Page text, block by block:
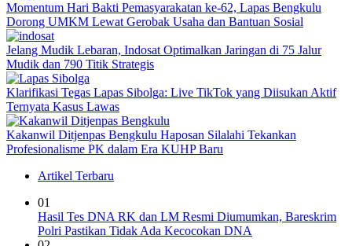
Momentum Hari Bakti Pemasyarakatan ke-62, Lapas Bengkulu
Dorong UMKM Lewat Gerobak Usaha dan Bantuan Sosial
Jelang Mudik Lebaran, Indosat Optimalkan Jaringan di 75 Jalur
Mudik dan 790 Titik Strategis
Klarifikasi Tegas Lapas Sibolga: Live TikTok yang Diisukan Aktif
Ternyata Kasus Lawas
Kakanwil Ditjenpas Bengkulu Haposan Silalahi Tekankan
Profesionalisme PK dalam Era KUHP Baru
Artikel Terbaru
01
Hasil Tes DNA RK dan LM Resmi Diumumkan, Bareskrim
Polri Pastikan Tidak Ada Kecocokan DNA